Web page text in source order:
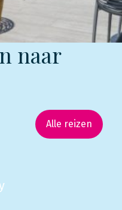
naar
Alle reizen